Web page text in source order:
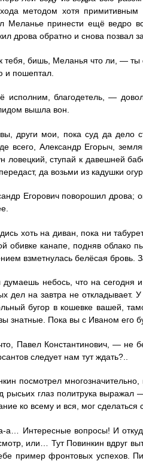
методом хотя
Меланье принести ещё ведро
дрова обратно и снова позвал
тебя, бишь, Меланья что ли, — ты
и пошептал.
исполним, благодетель, —
вышла вон.
други мои, пока суд да дело
всего, Александр Егорыч,
ловецкий, ступай к давешней
да возьми из кадушки
Егорович поворошил дрова;
хоть на диван, пока ни
обивке канапе, подняв облако
взметнулась белёсая бровь.
небось, что на сегодня
дел на завтра не откладывает.
бугор в кошевке вашей,
знатные. Пока вы с Иваном его
Павел Константинович, — не
следует нам тут ждать?..
посмотрел
рысьих глаз политрука выражал
ко всему и вся, мог сделаться
Интересные вопросы! И
или… Тут Повинкин вдруг
пример фронтовых успехов.